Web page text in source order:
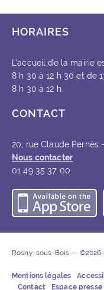
HORAIRES
L’accueil de la mairie
8 h 30 à 12 h 30 et de
8 h 30 à 12 h.
CONTACT
20, rue Claude Pernès
Nous contacter
01 49 35 37 00
Rosny-sous-Bois — ©2026
Mentions légales
Contact
Espace presse